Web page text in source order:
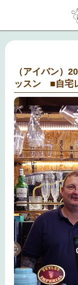
（アイバン）
ッスン ■自宅